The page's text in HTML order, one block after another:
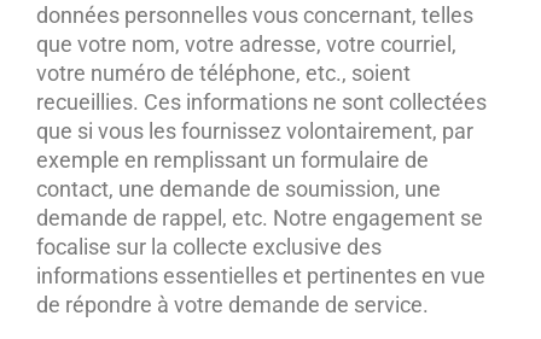
données personnelles vous concernant, telles
que votre nom, votre adresse, votre courriel,
votre numéro de téléphone, etc., soient
recueillies. Ces informations ne sont collectées
que si vous les fournissez volontairement, par
exemple en remplissant un formulaire de
contact, une demande de soumission, une
demande de rappel, etc. Notre engagement se
focalise sur la collecte exclusive des
informations essentielles et pertinentes en vue
de répondre à votre demande de service.